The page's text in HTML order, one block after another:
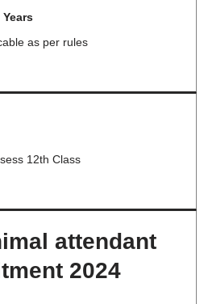
Years
as per rules
12th Class
attendant
2024